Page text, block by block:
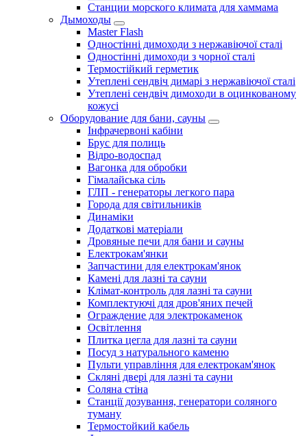
Станции морского климата для хаммама
Дымоходы
Master Flash
Одностінні димоходи з нержавіючої сталі
Одностінні димоходи з чорної сталі
Термостійкий герметик
Утеплені сендвіч димарі з нержавіючої сталі
Утеплені сендвіч димоходи в оцинкованому
кожусі
Оборудование для бани, сауны
Інфрачервоні кабіни
Брус для полиць
Відро-водоспад
Вагонка для обробки
Гімалайська сіль
ГЛП - генераторы легкого пара
Города для світильників
Динаміки
Додаткові матеріали
Дровяные печи для бани и сауны
Електрокам'янки
Запчастини для електрокам'янок
Камені для лазні та сауни
Клімат-контроль для лазні та сауни
Комплектуючі для дров'яних печей
Ограждение для электрокаменок
Освітлення
Плитка цегла для лазні та сауни
Посуд з натурального каменю
Пульти управління для електрокам'янок
Скляні двері для лазні та сауни
Соляна стіна
Станції дозування, генератори соляного
туману
Термостойкий кабель